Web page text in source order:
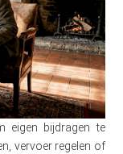
eigen bijdragen te
vervoer regelen of